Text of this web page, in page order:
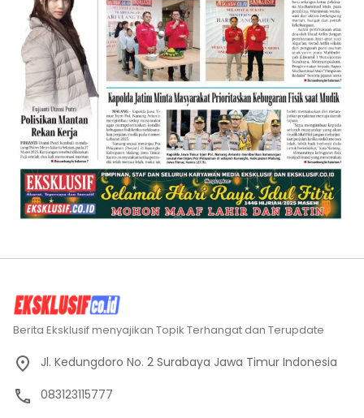
Berita Eksklusif menyajikan Topik Terhangat dan Terupdate
Jl. Kedungdoro No. 2 Surabaya Jawa Timur Indonesia
083123115777